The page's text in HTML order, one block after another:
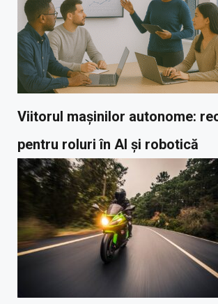
Viitorul mașinilor autonome:
pentru roluri în AI și robotică